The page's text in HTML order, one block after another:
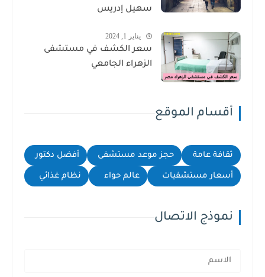
سهيل إدريس
يناير 1, 2024
سعر الكشف في مستشفى
الزهراء الجامعي
أقسام الموقع
ثقافة عامة حجز موعد مستشفى أفضل دكتور
أسعار مستشفيات عالم حواء نظام غذائي
نموذج الاتصال